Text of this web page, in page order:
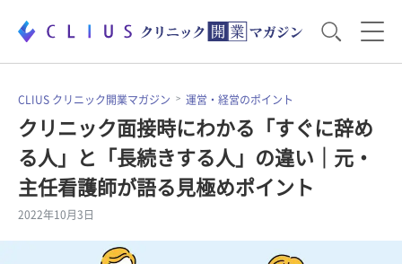
お役立ち資料 運営・経営のポイント
開業医のリアル 開業準備で大事なこと
CLIUS クリニック開業マガジン 運営・経営のポイント
クリニック面接時にわかる「すぐに辞め
る人」と「長続きする人」の違い｜元・
主任看護師が語る見極めポイント
2022年10月3日